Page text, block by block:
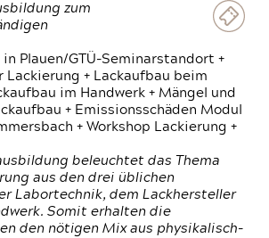
zum
in Plauen/GTÜ-Seminarstandort +
Lackierung + Lackaufbau beim
im Handwerk + Mängel und
+ Emissionsschäden Modul
+ Workshop Lackierung +
beleuchtet das Thema
aus den drei üblichen
Labortechnik, dem Lackhersteller
Somit erhalten die
den nötigen Mix aus physikalisch-